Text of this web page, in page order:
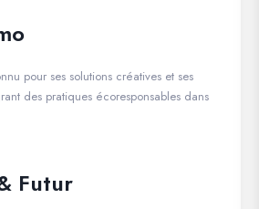
pour ses solutions créatives et ses
des pratiques écoresponsables dans
Futur